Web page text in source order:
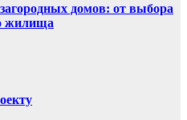
домов: от выбора
жилища